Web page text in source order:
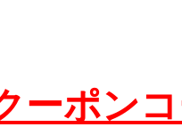
ーポン